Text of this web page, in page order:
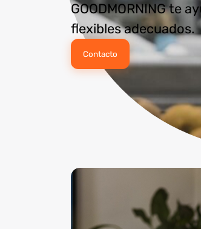
GOODMORNING te
flexibles adecuados.
Contacto